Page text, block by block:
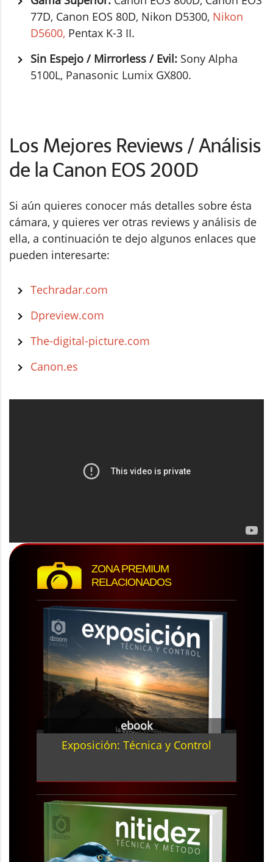
77D, Canon EOS 80D, Nikon D5300, Nikon
D5600, Pentax K-3 II.
Sin Espejo / Mirrorless / Evil: Sony Alpha
5100L, Panasonic Lumix GX800.
Los Mejores Reviews / Análisis
de la Canon EOS 200D
Si aún quieres conocer más detalles sobre ésta
cámara, y quieres ver otras reviews y análisis de
ella, a continuación te dejo algunos enlaces que
pueden interesarte:
Techradar.com
Dpreview.com
The-digital-picture.com
Canon.es
ZONA PREMIUM
RELACIONADOS
ebook
Exposición: Técnica y Control